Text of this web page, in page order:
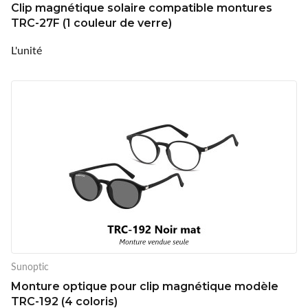
Clip magnétique solaire compatible montures
TRC-27F (1 couleur de verre)
L'unité
Sunoptic
Monture optique pour clip magnétique modèle
TRC-192 (4 coloris)